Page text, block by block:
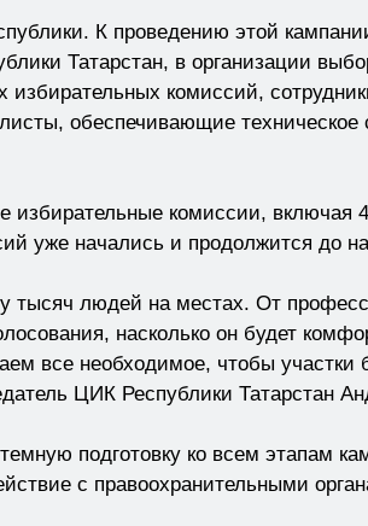
К проведению этой
Татарстан, в организации
комиссий,
обеспечивающие техническое
избирательные комиссии, включая
уже начались и продолжится до
людей на местах. От
насколько он будет
все необходимое, чтобы
ЦИК Республики Татарстан
подготовку ко всем этапам
с правоохранительными